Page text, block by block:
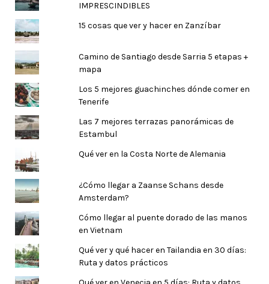
IMPRESCINDIBLES
15 cosas que ver y hacer en Zanzíbar
Camino de Santiago desde Sarria 5 etapas +
mapa
Los 5 mejores guachinches dónde comer en
Tenerife
Las 7 mejores terrazas panorámicas de
Estambul
Qué ver en la Costa Norte de Alemania
¿Cómo llegar a Zaanse Schans desde
Amsterdam?
Cómo llegar al puente dorado de las manos
en Vietnam
Qué ver y qué hacer en Tailandia en 30 días:
Ruta y datos prácticos